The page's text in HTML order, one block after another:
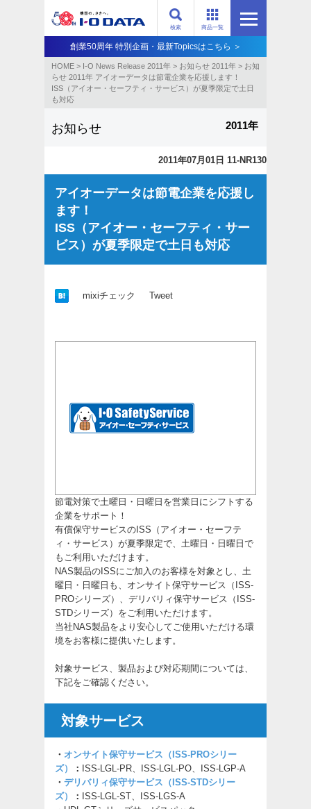
商品一覧
検索
創業50周年 特別企画・最新Topicsはこちら ＞
HOME > I-O News Release 2011年 > お知らせ 2011年 > お知
らせ 2011年 アイオーデータは節電企業を応援します！
ISS（アイオー・セーフティ・サービス）が夏季限定で土日
も対応
お知らせ 2011年
2011年07月01日 11-NR130
アイオーデータは節電企業を応援し
ます！
ISS（アイオー・セーフティ・サー
ビス）が夏季限定で土日も対応
mixiチェック Tweet
節電対策で土曜日・日曜日を営業日にシフトする
企業をサポート！
有償保守サービスのISS（アイオー・セーフテ
ィ・サービス）が夏季限定で、土曜日・日曜日で
もご利用いただけます。
NAS製品のISSにご加入のお客様を対象とし、土
曜日・日曜日も、オンサイト保守サービス（ISS-
PROシリーズ）、デリバリィ保守サービス（ISS-
STDシリーズ）をご利用いただけます。
当社NAS製品をより安心してご使用いただける環
境をお客様に提供いたします。
対象サービス、製品および対応期間については、
下記をご確認ください。
対象サービス
・ オンサイト保守サービス（ISS-PROシリー
ズ）
： ISS-LGL-PR、ISS-LGL-PO、ISS-LGP-A
・ デリバリィ保守サービス（ISS-STDシリー
ズ）
： ISS-LGL-ST、ISS-LGS-A